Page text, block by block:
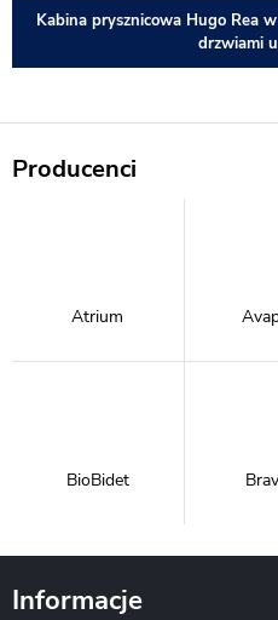
Kabina prysznicowa Hugo Rea
drzwiami
Producenci
Atrium
BioBidet
Informacje